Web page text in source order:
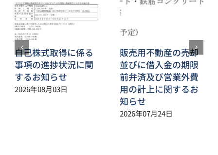
自己株式取得に係る
事項の進捗状況に関
するお知らせ
2026年08月03日
販売用不動産の売却
並びに借入金の期限
前弁済及び営業外費
用の計上に関するお
知らせ
2026年07月24日